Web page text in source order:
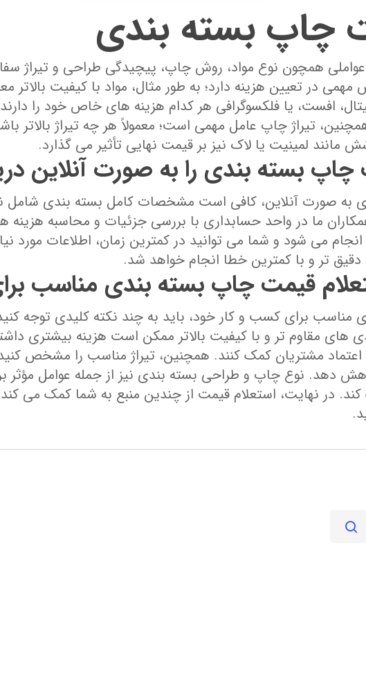
چاپ بسته‌ بندی
همچون نوع مواد، روش چاپ، پیچیدگی طراحی و تیراژ
مهمی در تعیین هزینه دارد؛ به طور مثال، مواد با کیفیت بالاتر
افست، یا فلکسوگرافی هر کدام هزینه‌ های خاص خود را
تیراژ چاپ عامل مهمی است؛ معمولاً هر چه تیراژ بالاتر
مانند لمینیت یا لاک نیز بر قیمت نهایی تأثیر می‌ گذارد.
بسته‌ بندی را به‌ صورت آنلاین
به‌ صورت آنلاین، کافی است مشخصات کامل بسته‌ بندی شامل
ما در واحد حسابداری با بررسی جزئیات و محاسبه هزینه
می‌ شود و شما می‌ توانید در کمترین زمان، اطلاعات مورد
تر و با کمترین خطا انجام خواهد شد.
قیمت چاپ بسته‌ بندی مناسب
مناسب برای کسب ‌و کار خود، باید به چند نکته کلیدی توجه
های مقاوم ‌تر و با کیفیت بالاتر ممکن است هزینه بیشتری
مشتریان کمک کنند. همچنین، تیراژ مناسب را مشخص
کاهش دهد. نوع چاپ و طراحی بسته‌ بندی نیز از جمله عوامل
در نهایت، استعلام قیمت از چندین منبع به شما کمک می ‌کند